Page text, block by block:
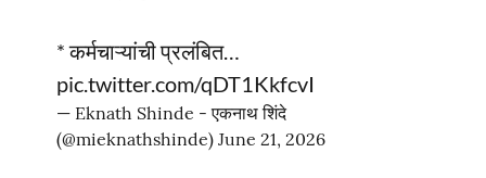
* कर्मचाऱ्यांची प्रलंबित…
pic.twitter.com/qDT1KkfcvI
— Eknath Shinde - एकनाथ शिंदे
(@mieknathshinde) June 21, 2026